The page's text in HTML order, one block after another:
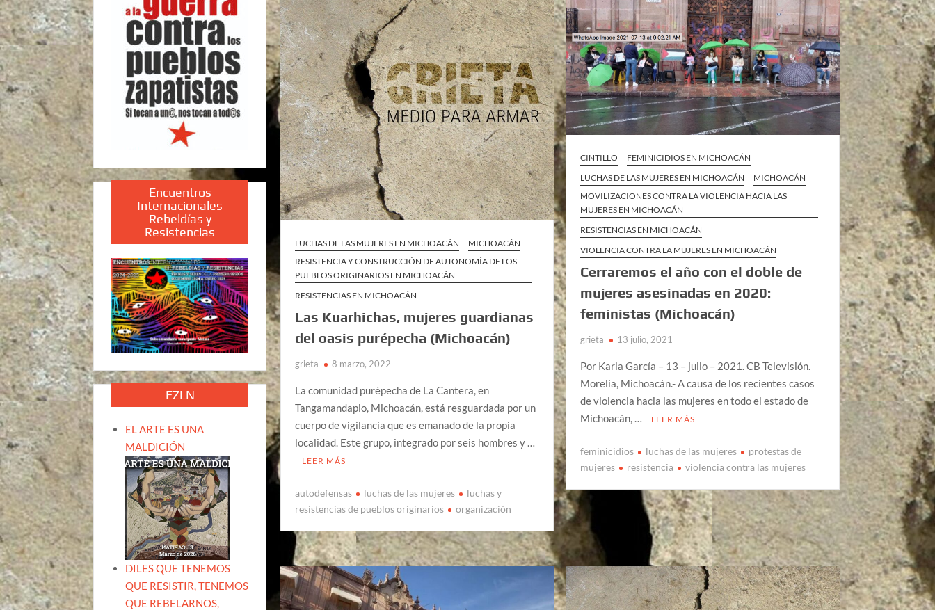
LUCHAS DE LAS MUJERES EN MICHOACÁN
MICHOACÁN
RESISTENCIA Y CONSTRUCCIÓN DE AUTONOMÍA DE LOS
PUEBLOS ORIGINARIOS EN MICHOACÁN
RESISTENCIAS EN MICHOACÁN
Las Kuarhichas, mujeres guardianas
del oasis purépecha (Michoacán)
grieta 8 marzo, 2022
La comunidad purépecha de La Cantera, en
Tangamandapio, Michoacán, está resguardada por un
cuerpo de vigilancia que es emanado de la propia
localidad. Este grupo, integrado por seis hombres y …
LEER MÁS
autodefensas luchas de las mujeres
luchas y
resistencias de pueblos originarios
organización
CINTILLO
FEMINICIDIOS EN MICHOACÁN
LUCHAS DE LAS MUJERES EN MICHOACÁN
MICHOACÁN
MOVILIZACIONES CONTRA LA VIOLENCIA HACIA LAS
MUJERES EN MICHOACÁN
RESISTENCIAS EN MICHOACÁN
VIOLENCIA CONTRA LA MUJERES EN MICHOACÁN
Cerraremos el año con el doble de
mujeres asesinadas en 2020:
feministas (Michoacán)
grieta 13 julio, 2021
Por Karla García – 13 – julio – 2021. CB Televisión.
Morelia, Michoacán.- A causa de los recientes casos
de violencia hacia las mujeres en todo el estado de
Michoacán, …
LEER MÁS
feminicidios luchas de las mujeres
protestas de
mujeres
resistencia violencia contra las mujeres
Encuentros
Internacionales
Rebeldías y
Resistencias
EZLN
EL ARTE ES UNA
MALDICIÓN
DILES QUE TENEMOS
QUE RESISTIR, TENEMOS
QUE REBELARNOS,